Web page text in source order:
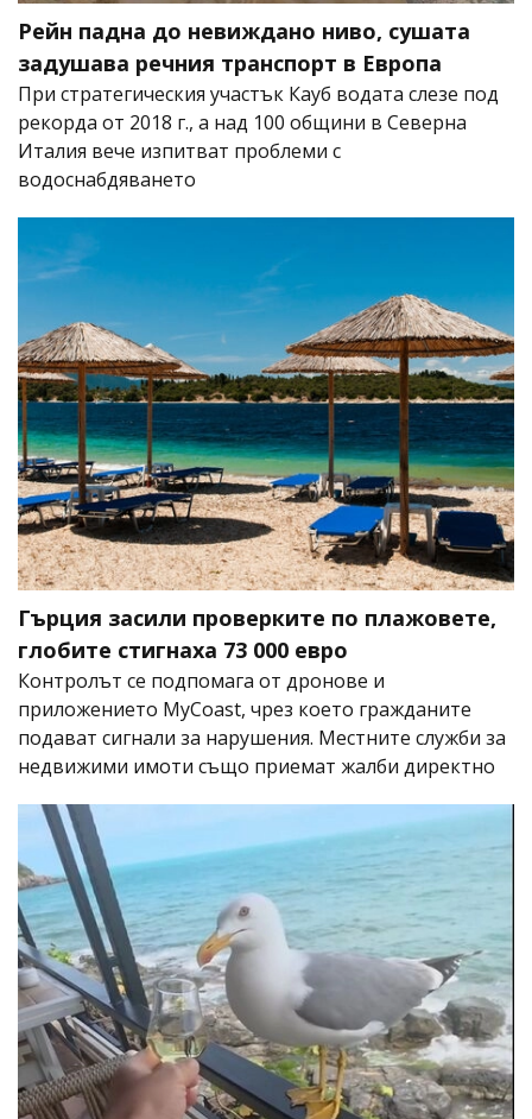
Рейн падна до невиждано ниво, сушата
задушава речния транспорт в Европа
При стратегическия участък Кауб водата слезе под
рекорда от 2018 г., а над 100 общини в Северна
Италия вече изпитват проблеми с
водоснабдяването
Гърция засили проверките по плажовете,
глобите стигнаха 73 000 евро
Контролът се подпомага от дронове и
приложението MyCoast, чрез което гражданите
подават сигнали за нарушения. Местните служби за
недвижими имоти също приемат жалби директно